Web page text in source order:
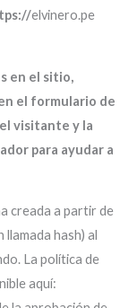
elvinero.pe
en el sitio,
el formulario de
visitante y la
para ayudar a
creada a partir de
hash) al
La política de
aquí: